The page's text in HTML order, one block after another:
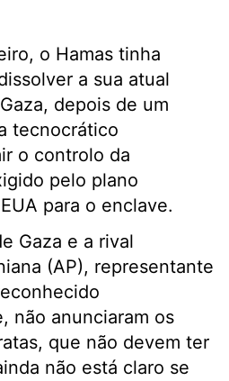
o Hamas tinha
a sua atual
depois de um
tecnocrático
o controlo da
pelo plano
para o enclave.
Gaza e a rival
(AP), representante
não anunciaram os
que não devem ter
não está claro se